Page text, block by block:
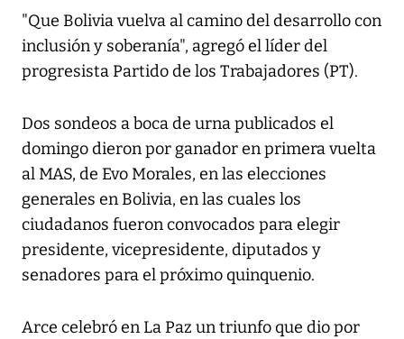
"Que Bolivia vuelva al camino del desarrollo con
inclusión y soberanía", agregó el líder del
progresista Partido de los Trabajadores (PT).
Dos sondeos a boca de urna publicados el
domingo dieron por ganador en primera vuelta
al MAS, de Evo Morales, en las elecciones
generales en Bolivia, en las cuales los
ciudadanos fueron convocados para elegir
presidente, vicepresidente, diputados y
senadores para el próximo quinquenio.
Arce celebró en La Paz un triunfo que dio por